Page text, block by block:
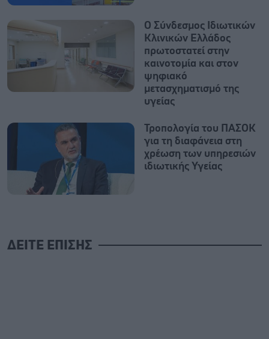
Ο Σύνδεσμος Ιδιωτικών
Κλινικών Ελλάδος
πρωτοστατεί στην
καινοτομία και στον
ψηφιακό
μετασχηματισμό της
υγείας
Τροπολογία του ΠΑΣΟΚ
για τη διαφάνεια στη
χρέωση των υπηρεσιών
ιδιωτικής Υγείας
ΔΕΙΤΕ ΕΠΙΣΗΣ